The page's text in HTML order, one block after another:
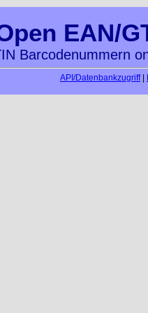
EAN/
Barcodenummern
API/Datenbankzugriff|